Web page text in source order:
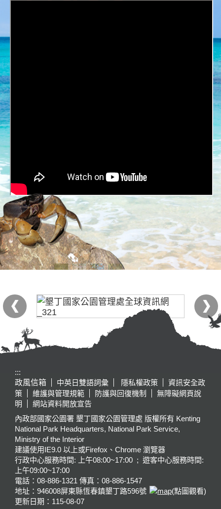
:::
政風信箱
中英日雙語詞彙 隱私權政策
資訊安全政
策
維護與管理規範 防護與回復機制
無障礙網頁說
明
網站資料開放宣告
內政部國家公園署 墾丁國家公園管理處 版權所有 Kenting
National Park Headquarters, National Park Service,
Ministry of the Interior
建議使用IE9.0 以上或Firefox、Chrome 瀏覽器
行政中心服務時間: 上午08:00~17:00 ; 遊客中心服務時間:
上午09:00~17:00
電話：08-886-1321 傳真：08-886-1547
地址：946008屏東縣恆春鎮墾丁路596號
(點圖觀看)
更新日期： 115-08-07